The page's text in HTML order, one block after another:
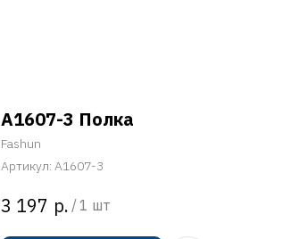
A1607-3 Полка
Fashun
Артикул: A1607-3
3 197 р. /1 шт